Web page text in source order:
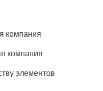
компания
компания
элементов